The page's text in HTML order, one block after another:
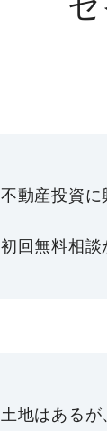
不動産投資に
初回無料相談
土地はあるが